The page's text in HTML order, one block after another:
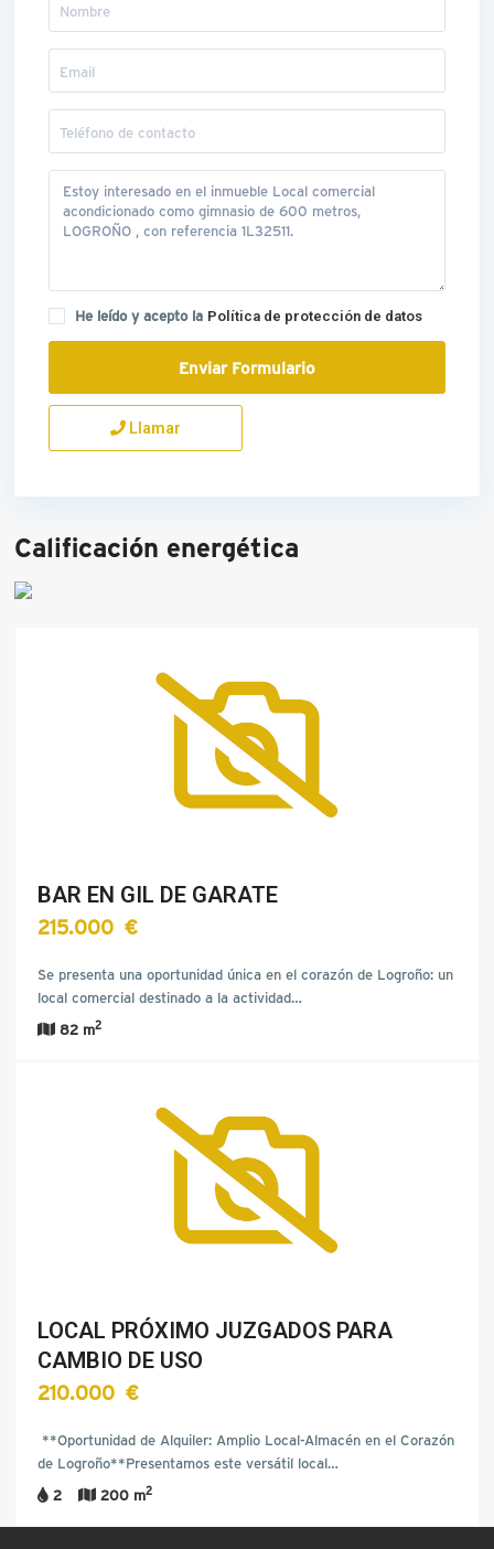
He leído y acepto la Política de protección de datos
Llamar
Calificación energética
BAR EN GIL DE GARATE
215.000 €
Se presenta una oportunidad única en el corazón de Logroño: un
local comercial destinado a la actividad…
82 m2
LOCAL PRÓXIMO JUZGADOS PARA
CAMBIO DE USO
210.000 €
**Oportunidad de Alquiler: Amplio Local-Almacén en el Corazón
de Logroño**Presentamos este versátil local…
2
200 m2